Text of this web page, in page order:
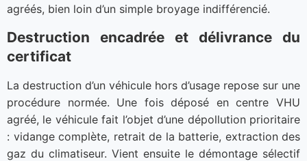
agréés, bien loin d’un simple broyage indifférencié.
Destruction encadrée et délivrance du
certificat
La destruction d’un véhicule hors d’usage repose sur une
procédure normée. Une fois déposé en centre VHU
agréé, le véhicule fait l’objet d’une dépollution prioritaire
: vidange complète, retrait de la batterie, extraction des
gaz du climatiseur. Vient ensuite le démontage sélectif